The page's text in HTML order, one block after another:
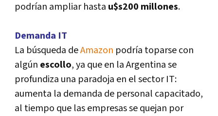
podrí­an ampliar hasta u$s200 millones.
Demanda IT
La búsqueda deAmazon podrí­a toparse con
algún escollo, ya que en la Argentina se
profundiza una paradoja en el sector IT:
aumenta la demanda de personal capacitado,
al tiempo que las empresas se quejan por